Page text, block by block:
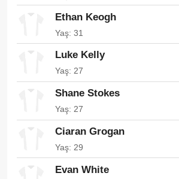
Ethan Keogh
Yaş: 31
Luke Kelly
Yaş: 27
Shane Stokes
Yaş: 27
Ciaran Grogan
Yaş: 29
Evan White